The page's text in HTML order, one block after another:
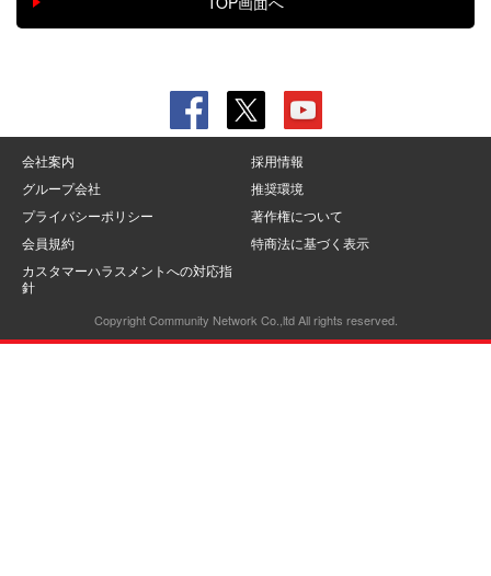
会社案内
採用情報
グループ会社
推奨環境
プライバシーポリシー
著作権について
会員規約
特商法に基づく表示
カスタマーハラスメントへの対応指
針
Copyright Community Network Co.,ltd All rights reserved.